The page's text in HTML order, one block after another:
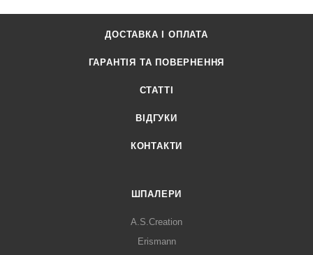
ДОСТАВКА І ОПЛАТА
ГАРАНТІЯ ТА ПОВЕРНЕННЯ
СТАТТІ
ВІДГУКИ
КОНТАКТИ
ШПАЛЕРИ
A.S.Creation
Erismann